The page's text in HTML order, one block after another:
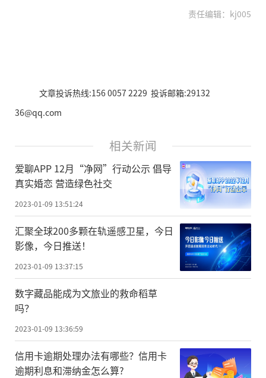
责任编辑：kj005
文章投诉热线:156 0057 2229 投诉邮箱:29132
36@qq.com
相关新闻
爱聊APP 12月“净网”行动公示 倡导
真实婚恋 营造绿色社交
2023-01-09 13:51:24
汇聚全球200多颗在轨遥感卫星，今日
影像，今日推送！
2023-01-09 13:37:15
数字藏品能成为文旅业的救命稻草
吗？
2023-01-09 13:36:59
信用卡逾期处理办法有哪些？信用卡
逾期利息和滞纳金怎么算?